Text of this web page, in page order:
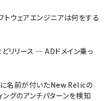
トウェアエンジニアは何をする
リリース ─ ADドメイン乗っ
名前が付いた――New Relicの
グのアンチパターンを検知